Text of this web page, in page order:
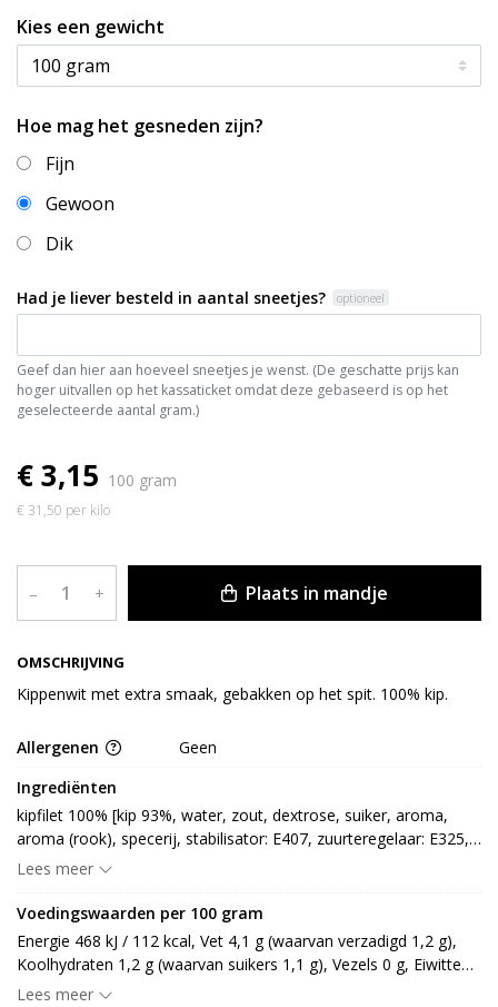
OMSCHRIJVING
Kippenwit met extra smaak, gebakken op het spit. 100% kip.
Kies een gewicht
Hoe mag het gesneden zijn?
Fijn
Gewoon
Dik
Had je liever besteld in aantal sneetjes? optioneel
Geef dan hier aan hoeveel sneetjes je wenst. (De geschatte prijs kan
hoger uitvallen op het kassaticket omdat deze gebaseerd is op het
geselecteerde aantal gram.)
€ 3,15 100 gram
€ 31,50 per kilo
– + Plaats in mandje
Allergenen
Geen
Ingrediënten
kipfilet 100% [kip 93%, water, zout, dextrose, suiker, aroma,
aroma (rook), specerij, stabilisator: E407, zuurteregelaar: E325,
E331, antioxidant: E301, conserveermiddel: E250]
Lees meer
Voedingswaarden per 100 gram
Energie 468 kJ / 112 kcal, Vet 4,1 g (waarvan verzadigd 1,2 g),
Koolhydraten 1,2 g (waarvan suikers 1,1 g), Vezels 0 g, Eiwitten
18 g, Zout 2 g.
Lees meer